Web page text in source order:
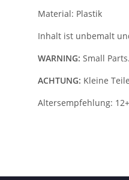
Material: Plastik
Inhalt ist unbemalt
WARNING: Small
ACHTUNG: Kleine
Altersempfehlung: 12+